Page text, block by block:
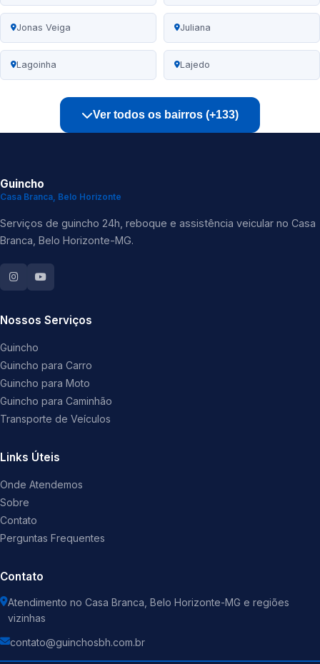
Jonas Veiga Juliana
Lagoinha Lajedo
Ver todos os bairros (+133)
Guincho
Casa Branca, Belo Horizonte
Serviços de guincho 24h, reboque e assistência veicular no Casa
Branca, Belo Horizonte-MG.
Nossos Serviços
Guincho
Guincho para Carro
Guincho para Moto
Guincho para Caminhão
Transporte de Veículos
Links Úteis
Onde Atendemos
Sobre
Contato
Perguntas Frequentes
Contato
Atendimento no Casa Branca, Belo Horizonte-MG e regiões
vizinhas
contato@guinchosbh.com.br